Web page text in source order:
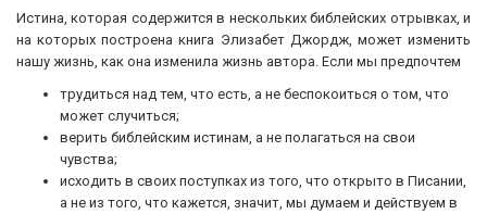
Истина, которая содержится в нескольких библейских отрывках, и
на которых построена книга Элизабет Джордж, может изменить
нашу жизнь, как она изменила жизнь автора. Если мы предпочтем
трудиться над тем, что есть, а не беспокоиться о том, что
может случиться;
верить библейским истинам, а не полагаться на свои
чувства;
исходить в своих поступках из того, что открыто в Писании,
а не из того, что кажется, значит, мы думаем и действуем в